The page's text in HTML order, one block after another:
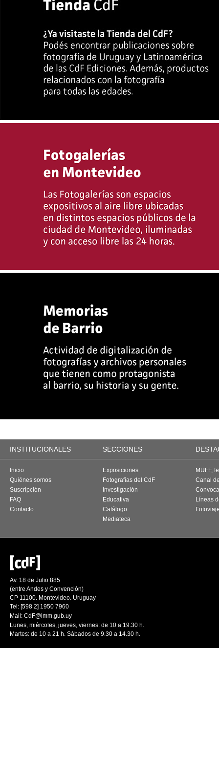
INSTITUCIONALES SECCIONES
Inicio
Quiénes somos
Suscripción
FAQ
Contacto
Exposiciones
Fotografías del CdF
Investigación
Educativa
Catálogo
Mediateca
MUFF,
Canal
Líneas
Av. 18 de Julio 885
(entre Andes y Convención)
CP 11100. Montevideo. Uruguay
Tel: [598 2] 1950 7960
Mail: CdF@imm.gub.uy
Lunes, miércoles, jueves, viernes: de 10 a 19.30 h.
Martes: de 10 a 21 h. Sábados de 9.30 a 14.30 h.